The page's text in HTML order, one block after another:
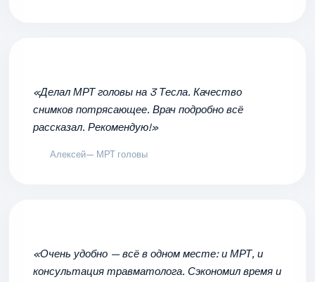
«Делал МРТ головы на 3 Тесла. Качество
снимков потрясающее. Врач подробно всё
рассказал. Рекомендую!»
Алексей— МРТ головы
«Очень удобно — всё в одном месте: и МРТ, и
консультация травматолога. Сэкономил время и